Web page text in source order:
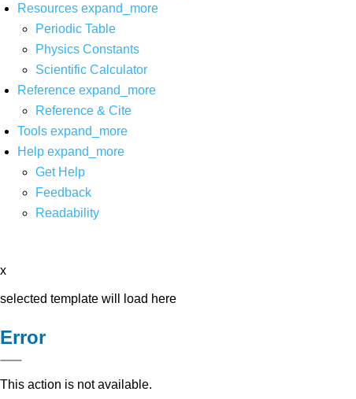
Resources expand_more
Periodic Table
Physics Constants
Scientific Calculator
Reference expand_more
Reference & Cite
Tools expand_more
Help expand_more
Get Help
Feedback
Readability
x
selected template will load here
Error
This action is not available.